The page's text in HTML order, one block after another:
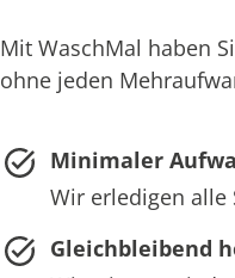
Mit WaschMal haben
ohne jeden
Minimaler
Wir erledigen alle
Gleichbleibend